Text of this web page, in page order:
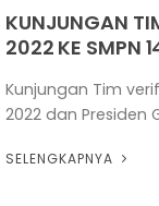
KUNJUNGAN
2022 KE SMPN
Kunjungan Tim
2022 dan Presiden
SELENGKAPNYA